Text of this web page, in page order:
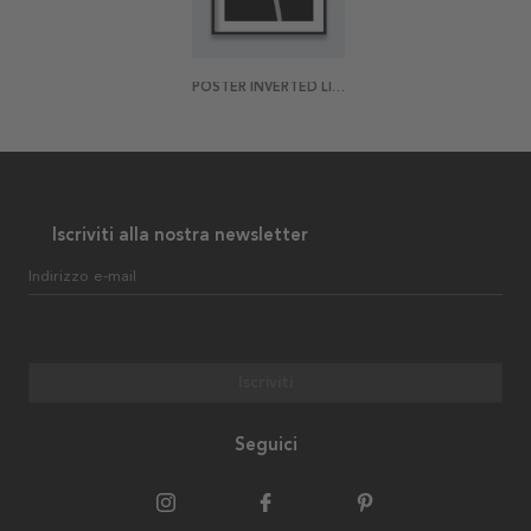
POSTER INVERTED LILY
Iscriviti alla nostra newsletter
Indirizzo e-mail
Seguici